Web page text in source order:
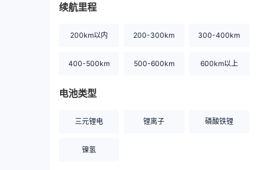
续航里程
200km以内 200-300km 300-400km
400-500km 500-600km 600km以上
电池类型
三元锂电 锂离子 磷酸铁锂
镍氢